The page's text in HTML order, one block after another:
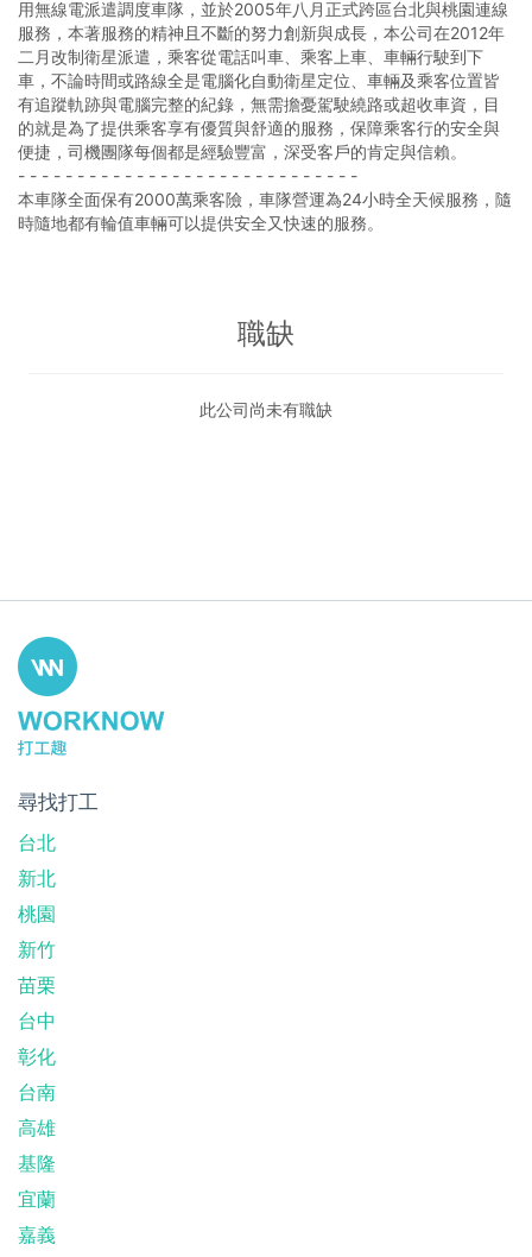
用無線電派遣調度車隊，並於2005年八月正式跨區台北與桃園連線
服務，本著服務的精神且不斷的努力創新與成長，本公司在2012年
二月改制衛星派遣，乘客從電話叫車、乘客上車、車輛行駛到下
車，不論時間或路線全是電腦化自動衛星定位、車輛及乘客位置皆
有追蹤軌跡與電腦完整的紀錄，無需擔憂駕駛繞路或超收車資，目
的就是為了提供乘客享有優質與舒適的服務，保障乘客行的安全與
便捷，司機團隊每個都是經驗豐富，深受客戶的肯定與信賴。
- - - - - - - - - - - - - - - - - - - - - - - - - - - - -
本車隊全面保有2000萬乘客險，車隊營運為24小時全天候服務，隨
時隨地都有輪值車輛可以提供安全又快速的服務。
職缺
此公司尚未有職缺
尋找打工
台北
新北
桃園
新竹
苗栗
台中
彰化
台南
高雄
基隆
宜蘭
嘉義